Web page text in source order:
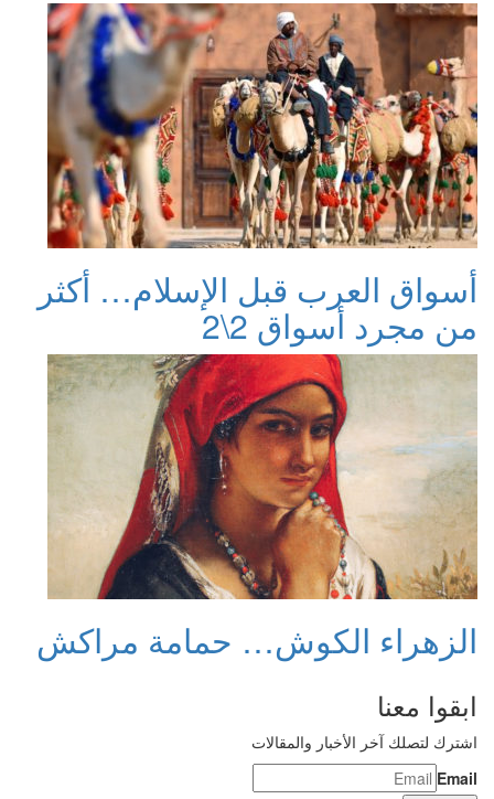
أسواق العرب قبل الإسلام… أكثر
من مجرد أسواق 2\2
الزهراء الكوش… حمامة مراكش
ابقوا معنا
اشترك لتصلك آخر الأخبار والمقالات
Email